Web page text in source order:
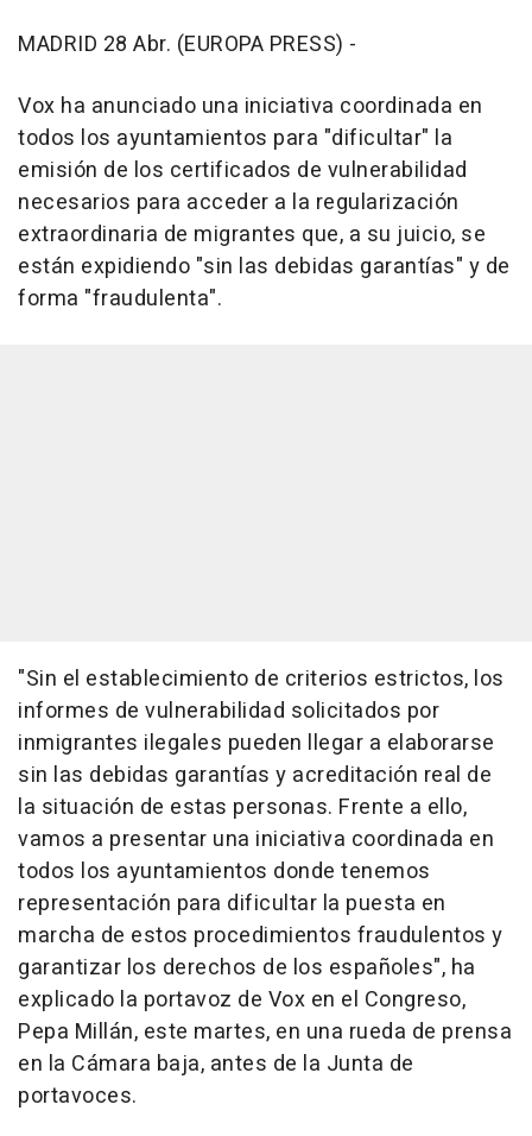
MADRID 28 Abr. (EUROPA PRESS) -
Vox ha anunciado una iniciativa coordinada en
todos los ayuntamientos para "dificultar" la
emisión de los certificados de vulnerabilidad
necesarios para acceder a la regularización
extraordinaria de migrantes que, a su juicio, se
están expidiendo "sin las debidas garantías" y de
forma "fraudulenta".
"Sin el establecimiento de criterios estrictos, los
informes de vulnerabilidad solicitados por
inmigrantes ilegales pueden llegar a elaborarse
sin las debidas garantías y acreditación real de
la situación de estas personas. Frente a ello,
vamos a presentar una iniciativa coordinada en
todos los ayuntamientos donde tenemos
representación para dificultar la puesta en
marcha de estos procedimientos fraudulentos y
garantizar los derechos de los españoles", ha
explicado la portavoz de Vox en el Congreso,
Pepa Millán, este martes, en una rueda de prensa
en la Cámara baja, antes de la Junta de
portavoces.